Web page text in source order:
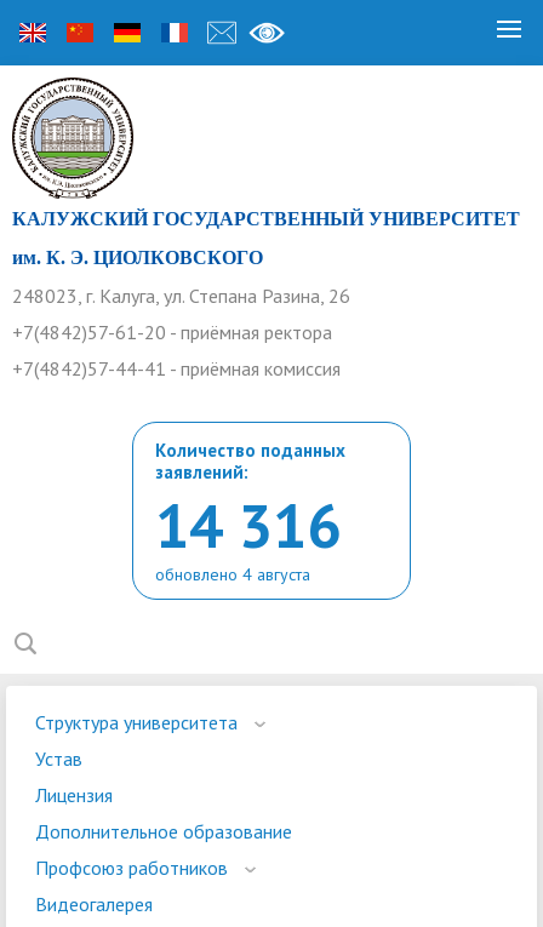
КАЛУЖСКИЙ ГОСУДАРСТВЕННЫЙ УНИВЕРСИТЕТ
им. К. Э. ЦИОЛКОВСКОГО
248023, г. Калуга, ул. Степана Разина, 26
+7(4842)57-61-20 - приёмная ректора
+7(4842)57-44-41 - приёмная комиссия
Количество поданных
заявлений:
14 316
обновлено 4 августа
Структура университета
Устав
Лицензия
Дополнительное образование
Профсоюз работников
Видеогалерея